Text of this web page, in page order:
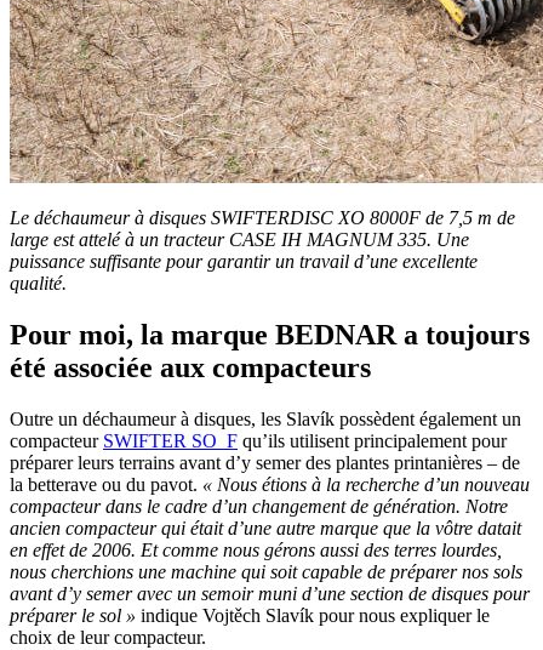
Le déchaumeur à disques SWIFTERDISC XO 8000F de 7,5 m de
large est attelé à un tracteur CASE IH MAGNUM 335. Une
puissance suffisante pour garantir un travail d’une excellente
qualité.
Pour moi, la marque BEDNAR a toujours
été associée aux compacteurs
Outre un déchaumeur à disques, les Slavík possèdent également un
compacteur SWIFTER SO_F qu’ils utilisent principalement pour
préparer leurs terrains avant d’y semer des plantes printanières – de
la betterave ou du pavot. « Nous étions à la recherche d’un nouveau
compacteur dans le cadre d’un changement de génération. Notre
ancien compacteur qui était d’une autre marque que la vôtre datait
en effet de 2006. Et comme nous gérons aussi des terres lourdes,
nous cherchions une machine qui soit capable de préparer nos sols
avant d’y semer avec un semoir muni d’une section de disques pour
préparer le sol » indique Vojtěch Slavík pour nous expliquer le
choix de leur compacteur.